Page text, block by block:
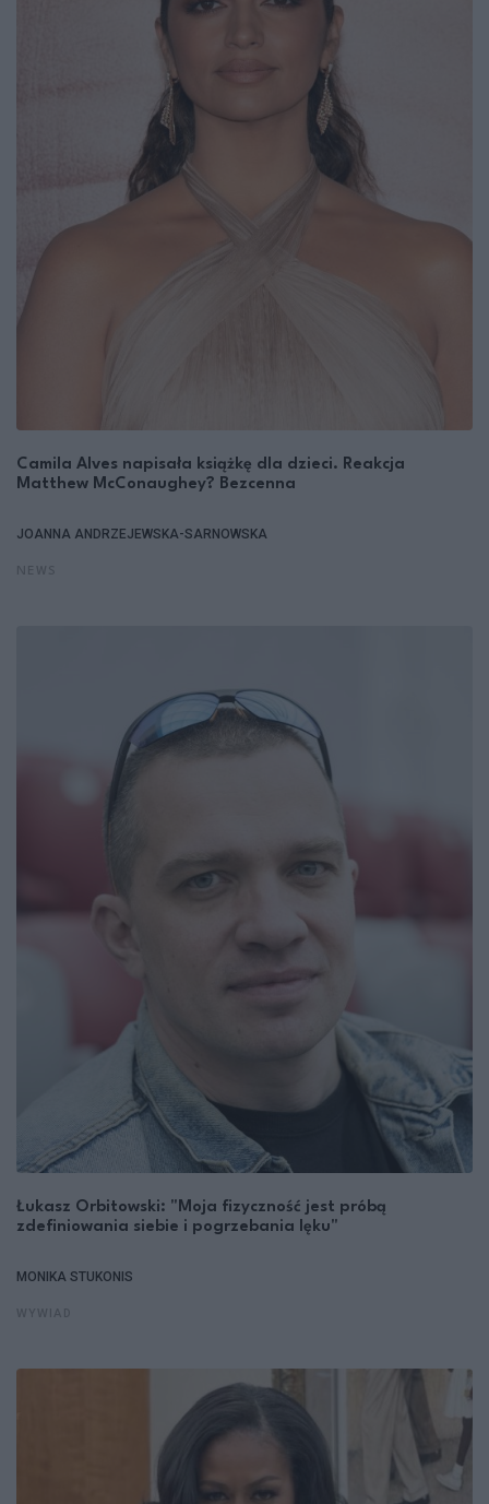
Camila Alves napisała książkę dla dzieci. Reakcja
Matthew McConaughey? Bezcenna
JOANNA ANDRZEJEWSKA-SARNOWSKA
Łukasz Orbitowski: "Moja fizyczność jest próbą
zdefiniowania siebie i pogrzebania lęku"
MONIKA STUKONIS